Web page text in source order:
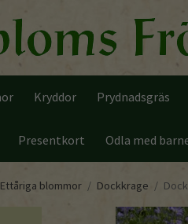
Kryddor Prydnadsgräs
Presentkort Odla med
Ettåriga blommor / Dockkrage /